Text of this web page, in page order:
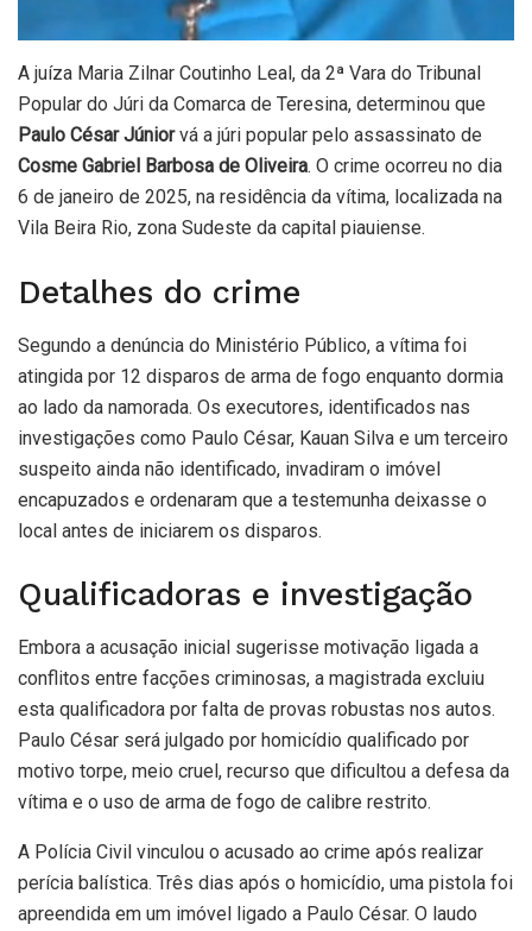
A juíza Maria Zilnar Coutinho Leal, da 2ª Vara do Tribunal
Popular do Júri da Comarca de Teresina, determinou que
Paulo César Júniorvá a júri popular pelo assassinato de
Cosme Gabriel Barbosa de Oliveira. O crime ocorreu no dia
6 de janeiro de 2025, na residência da vítima, localizada na
Vila Beira Rio, zona Sudeste da capital piauiense.
Detalhes do crime
Segundo a denúncia do Ministério Público, a vítima foi
atingida por 12 disparos de arma de fogo enquanto dormia
ao lado da namorada. Os executores, identificados nas
investigações como Paulo César, Kauan Silva e um terceiro
suspeito ainda não identificado, invadiram o imóvel
encapuzados e ordenaram que a testemunha deixasse o
local antes de iniciarem os disparos.
Qualificadoras e investigação
Embora a acusação inicial sugerisse motivação ligada a
conflitos entre facções criminosas, a magistrada excluiu
esta qualificadora por falta de provas robustas nos autos.
Paulo César será julgado por homicídio qualificado por
motivo torpe, meio cruel, recurso que dificultou a defesa da
vítima e o uso de arma de fogo de calibre restrito.
A Polícia Civil vinculou o acusado ao crime após realizar
perícia balística. Três dias após o homicídio, uma pistola foi
apreendida em um imóvel ligado a Paulo César. O laudo